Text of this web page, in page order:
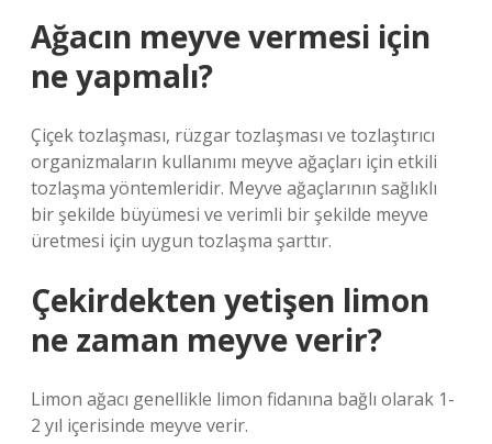
Ağacın meyve vermesi için
ne yapmalı?
Çiçek tozlaşması, rüzgar tozlaşması ve tozlaştırıcı
organizmaların kullanımı meyve ağaçları için etkili
tozlaşma yöntemleridir. Meyve ağaçlarının sağlıklı
bir şekilde büyümesi ve verimli bir şekilde meyve
üretmesi için uygun tozlaşma şarttır.
Çekirdekten yetişen limon
ne zaman meyve verir?
Limon ağacı genellikle limon fidanına bağlı olarak 1-
2 yıl içerisinde meyve verir.